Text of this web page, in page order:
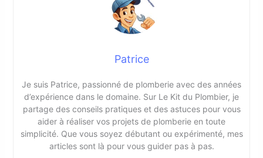
Patrice
Je suis Patrice, passionné de plomberie avec des années
d’expérience dans le domaine. Sur Le Kit du Plombier, je
partage des conseils pratiques et des astuces pour vous
aider à réaliser vos projets de plomberie en toute
simplicité. Que vous soyez débutant ou expérimenté, mes
articles sont là pour vous guider pas à pas.